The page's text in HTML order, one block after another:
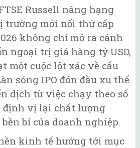
Russell nâng hạng
trường mới nổi thứ cấp
không chỉ mở ra cánh
ngoại trị giá hàng tỷ USD,
một cuộc lột xác về cấu
sóng IPO đón đầu xu thế
dịch từ việc chạy theo số
định vị lại chất lượng
bỉ của doanh nghiệp.
kinh tế hướng tới mục